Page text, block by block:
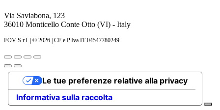
Via Saviabona, 123
36010 Monticello Conte Otto (VI) - Italy
FOV S.r.l. | © 2026 | CF e P.Iva IT 04547780249
Informativa sulla raccolta
Le tue preferenze relative alla privacy